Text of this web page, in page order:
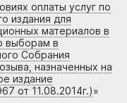
оплаты услуг по
издания для
материалов в
выборам в
Собрания
назначенных на
издание
от 11.08.2014г.)»